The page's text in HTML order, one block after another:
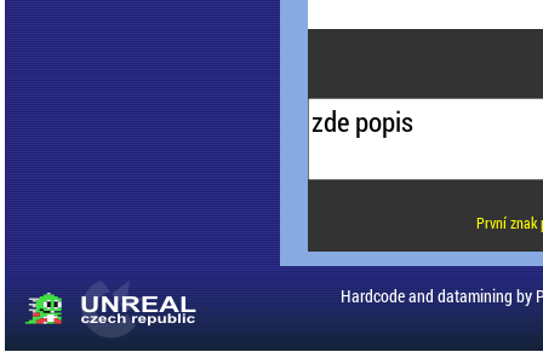
První znak
Hardcode and datamining by